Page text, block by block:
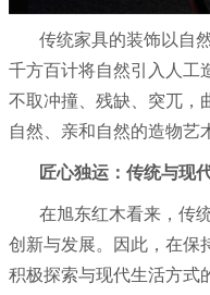
传统家具的装饰以自
千方百计将自然引入人工
不取冲撞、残缺、突兀，
自然、亲和自然的造物艺
匠心独运：传统与现
在旭东红木看来，传
创新与发展。因此，在保
积极探索与现代生活方式